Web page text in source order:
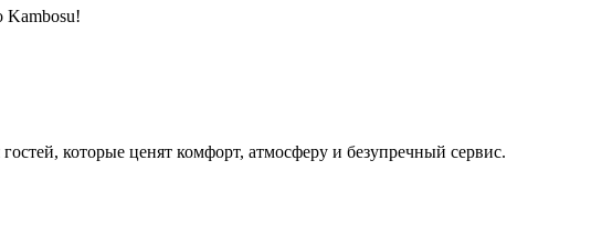
Kambosu!
которые ценят комфорт, атмосферу и безупречный сервис.